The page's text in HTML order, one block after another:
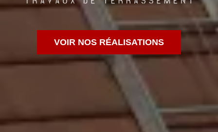
VOIR NOS RÉALISATIONS